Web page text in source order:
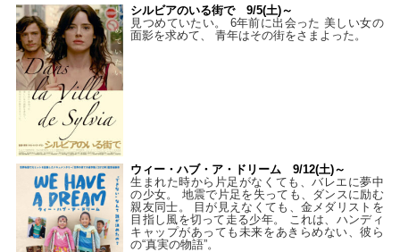
シルビアのいる街で 9/5(土)～
見つめていたい。 6年前に出会った 美しい女の
面影を求めて、 青年はその街をさまよった。
ウィー・ハブ・ア・ドリーム 9/12(土)～
生まれた時から片足がなくても、バレエに夢中
の少女。 地震で片足を失っても、ダンスに励む
親友同士。 目が見えなくても、金メダリストを
目指し風を切って走る少年。 これは、ハンディ
キャップがあっても未来をあきらめない、彼ら
の“真実の物語”。